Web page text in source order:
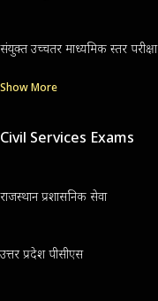
संयुक्त उच्चतर माध्यमिक स्तर परीक्षा
Show More
Civil Services Exams
राजस्थान प्रशासनिक सेवा
उत्तर प्रदेश पीसीएस